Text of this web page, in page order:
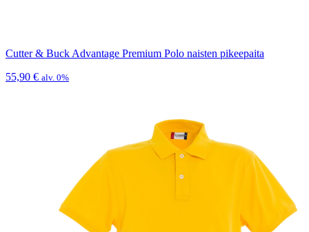
Cutter & Buck Advantage Premium Polo naisten pikeepaita
55,90 € alv. 0%